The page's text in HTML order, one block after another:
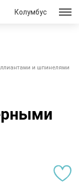
Колумбус
и шпинелями